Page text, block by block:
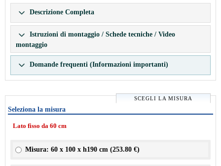
Descrizione Completa
Istruzioni di montaggio / Schede tecniche / Video
montaggio
Domande frequenti (Informazioni importanti)
SCEGLI LA MISURA
Seleziona la misura
Lato fisso da 60 cm
Misura: 60 x 100 x h190 cm (253.80 €)